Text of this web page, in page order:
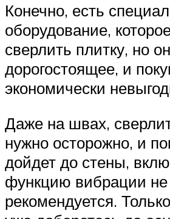
Конечно, есть
оборудование,
сверлить плитку, но
дорогостоящее, и
экономически
Даже на швах,
нужно осторожно, и
дойдет до стены,
функцию вибрации не
рекомендуется.